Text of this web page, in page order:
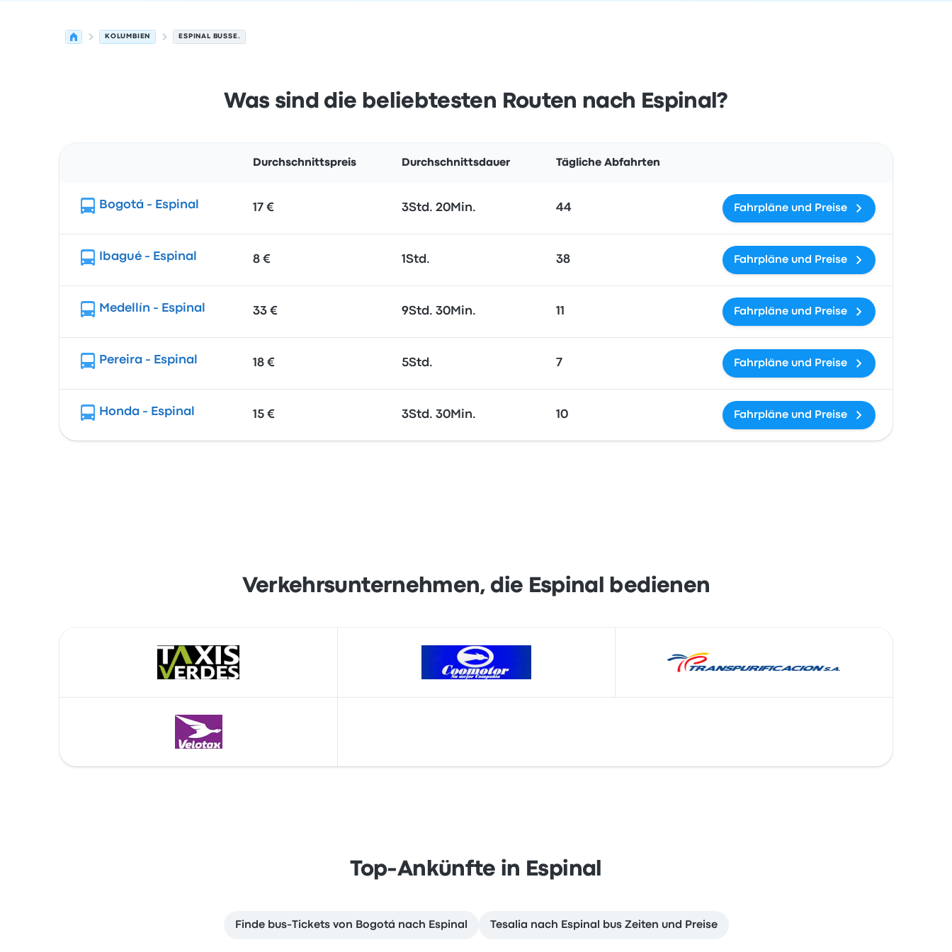
KOLUMBIEN ESPINAL BUSSE.
Was sind die beliebtesten Routen nach Espinal?
Durchschnittspreis Durchschnittsdauer Tägliche Abfahrten
Bogotá - Espinal 17 € 3Std. 20Min. 44 Fahrpläne und Preise
Ibagué - Espinal 8 € 1Std. 38 Fahrpläne und Preise
Medellín - Espinal 33 € 9Std. 30Min. 11 Fahrpläne und Preise
Pereira - Espinal 18 € 5Std. 7 Fahrpläne und Preise
Honda - Espinal 15 € 3Std. 30Min. 10 Fahrpläne und Preise
Verkehrsunternehmen, die Espinal bedienen
Top-Ankünfte in Espinal
Finde bus-Tickets von Bogotá nach Espinal Tesalia nach Espinal bus Zeiten und Preise